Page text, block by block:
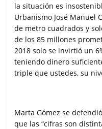
la situación es
Urbanismo José Manuel
de metro cuadrados y
de los 85 millones
2018 solo se invirtió un
teniendo dinero
triple que ustedes, su
Marta Gómez se
que las “cifras son